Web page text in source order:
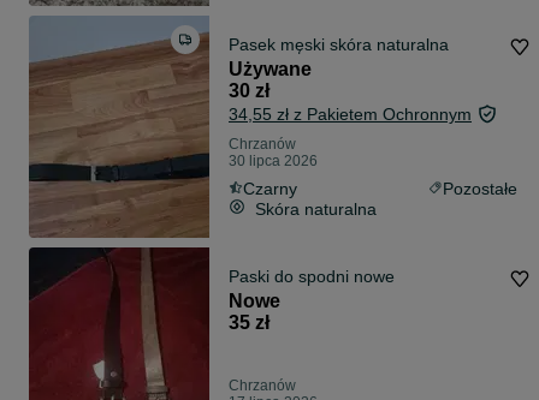
Pasek męski skóra naturalna
Używane
30 zł
34,55 zł z Pakietem Ochronnym
Chrzanów
30 lipca 2026
Czarny
Pozostałe
Skóra naturalna
Paski do spodni nowe
Nowe
35 zł
Chrzanów